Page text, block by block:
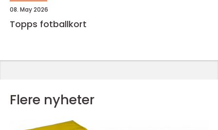
08. May 2026
Topps fotballkort
Flere nyheter